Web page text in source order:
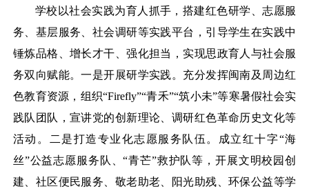
学校以社会实践为育人抓手，搭建红色研学、志愿服
务、基层服务、社会调研等实践平台，引导学生在实践中
锤炼品格、增长才干、强化担当，实现思政育人与社会服
务双向赋能。一是开展研学实践。充分发挥闽南及周边红
色教育资源，组织“Firefly”“青禾”“筑小未”等寒暑假社会实
践队团队，宣讲党的创新理论、调研红色革命历史文化等
活动。二是打造专业化志愿服务队伍。成立红十字“海
丝”公益志愿服务队、“青芒”救护队等，开展文明校园创
建、社区便民服务、敬老助老、阳光助残、环保公益等学